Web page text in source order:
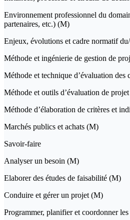
Environnement professionnel du
partenaires, etc.) (M)
Enjeux, évolutions et cadre normatif
Méthode et ingénierie de gestion de
Méthode et technique d’évaluation des
Méthode et outils d’évaluation de
Méthode d’élaboration de critères et
Marchés publics et achats (M)
Savoir-faire
Analyser un besoin (M)
Elaborer des études de faisabilité (M)
Conduire et gérer un projet (M)
Programmer, planifier et coordonner